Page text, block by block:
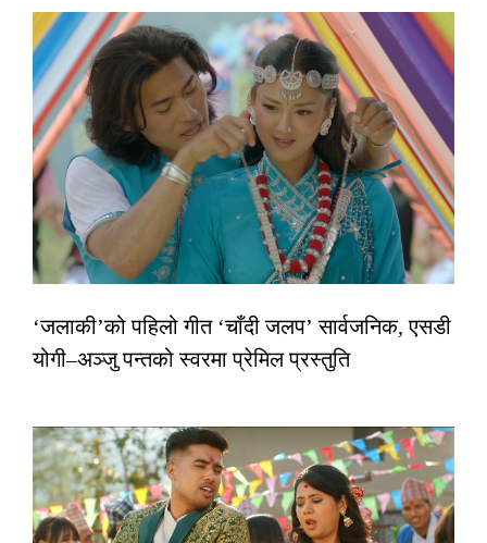
‘जलाकी’को पहिलो गीत ‘चाँदी जलप’ सार्वजनिक, एसडी
योगी–अञ्जु पन्तको स्वरमा प्रेमिल प्रस्तुति